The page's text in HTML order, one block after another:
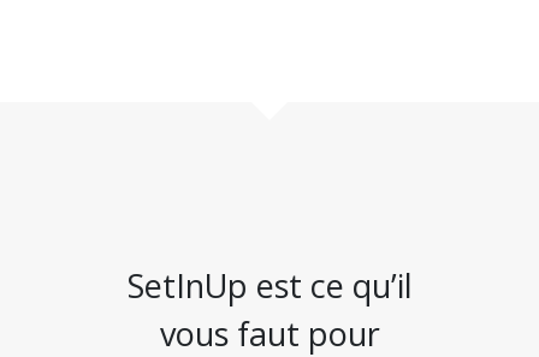
SetInUp est ce qu’il
vous faut pour